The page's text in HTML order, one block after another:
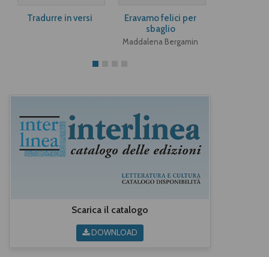
Tradurre in versi
Eravamo felici per
sbaglio
Maddalena Bergamin
Scarica il catalogo
DOWNLOAD